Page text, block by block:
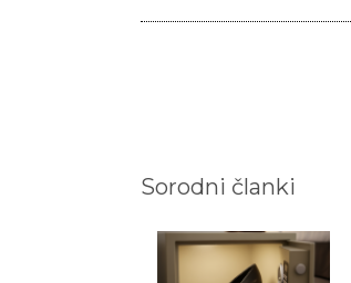
Sorodni članki